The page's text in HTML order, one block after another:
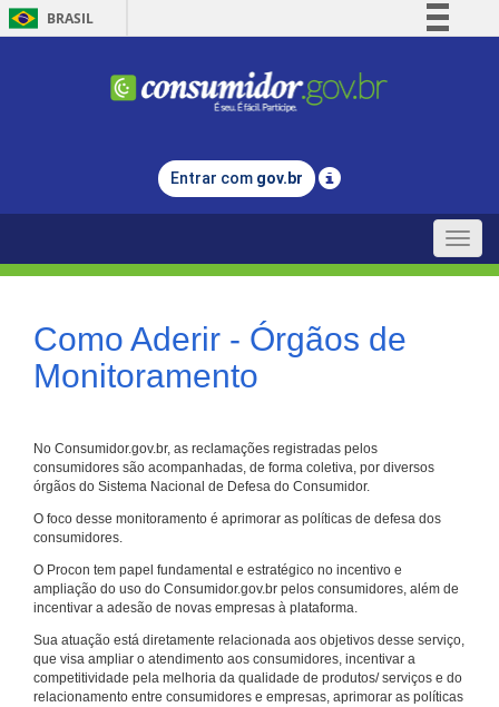
BRASIL
Comunica BR
Legislação
Entrar com gov.br
Toggle
Como Aderir - Órgãos de
Monitoramento
No Consumidor.gov.br, as reclamações registradas pelos
consumidores são acompanhadas, de forma coletiva, por diversos
órgãos do Sistema Nacional de Defesa do Consumidor.
O foco desse monitoramento é aprimorar as políticas de defesa dos
consumidores.
O Procon tem papel fundamental e estratégico no incentivo e
ampliação do uso do Consumidor.gov.br pelos consumidores, além de
incentivar a adesão de novas empresas à plataforma.
Sua atuação está diretamente relacionada aos objetivos desse serviço,
que visa ampliar o atendimento aos consumidores, incentivar a
competitividade pela melhoria da qualidade de produtos/ serviços e do
relacionamento entre consumidores e empresas, aprimorar as políticas